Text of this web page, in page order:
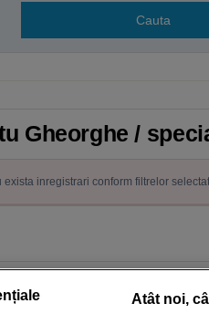
Gheorghe /
exista inregistrari conform filtrelor
Atât noi,